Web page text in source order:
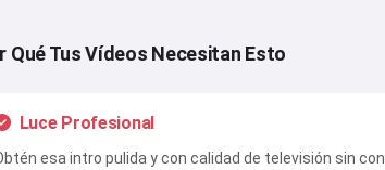
Qué Tus Vídeos Necesitan Esto
Luce Profesional
esa intro pulida y con calidad de televisión sin